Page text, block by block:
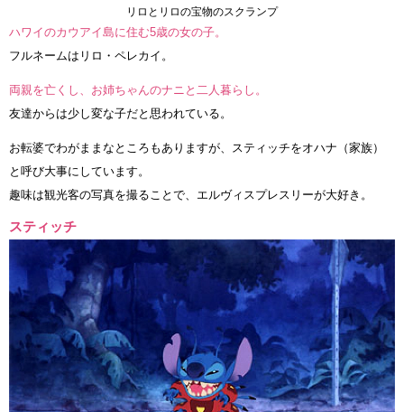
リロとリロの宝物のスクランプ
ハワイのカウアイ島に住む5歳の女の子。
フルネームはリロ・ペレカイ。
両親を亡くし、お姉ちゃんのナニと二人暮らし。
友達からは少し変な子だと思われている。
お転婆でわがままなところもありますが、スティッチをオハナ（家族）
と呼び大事にしています。
趣味は観光客の写真を撮ることで、エルヴィスプレスリーが大好き。
スティッチ